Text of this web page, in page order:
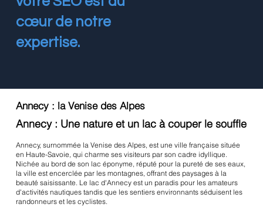
cœur de notre
expertise.
Annecy : la Venise des Alpes
Annecy : Une nature et un lac à couper le souffle
Annecy, surnommée la Venise des Alpes, est une ville française située
en Haute-Savoie, qui charme ses visiteurs par son cadre idyllique.
Nichée au bord de son lac éponyme, réputé pour la pureté de ses eaux,
la ville est encerclée par les montagnes, offrant des paysages à la
beauté saisissante. Le lac d'Annecy est un paradis pour les amateurs
d'activités nautiques tandis que les sentiers environnants séduisent les
randonneurs et les cyclistes.